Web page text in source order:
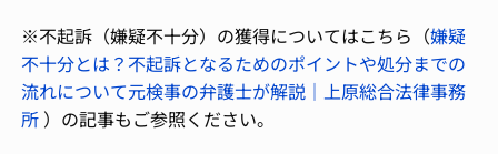
※不起訴（嫌疑不十分）の獲得についてはこちら（嫌疑
不十分とは？不起訴となるためのポイントや処分までの
流れについて元検事の弁護士が解説｜上原総合法律事務
所 ）の記事もご参照ください。